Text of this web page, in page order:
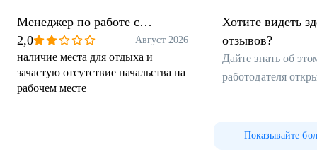
Менеджер по работе с
клиентами
2,0 Август 2026
наличие места для отдыха и
зачастую отсутствие начальства на
рабочем месте
Хотите видеть
отзывов?
Дайте знать об
работодателя
Показывайте